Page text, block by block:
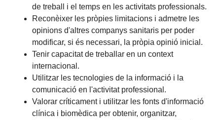
de treball i el temps en les activitats professionals.
Reconèixer les pròpies limitacions i admetre les
opinions d'altres companys sanitaris per poder
modificar, si és necessari, la pròpia opinió inicial.
Tenir capacitat de treballar en un context
internacional.
Utilitzar les tecnologies de la informació i la
comunicació en l'activitat professional.
Valorar críticament i utilitzar les fonts d'informació
clínica i biomèdica per obtenir, organitzar,